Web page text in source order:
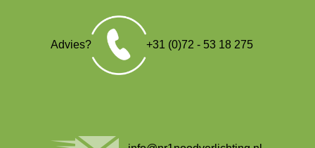
Advies? +31 (0)72 - 53 18 275